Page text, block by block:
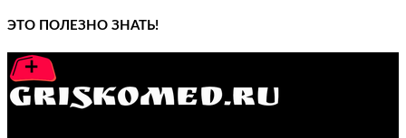
ЭТО ПОЛЕЗНО ЗНАТЬ!